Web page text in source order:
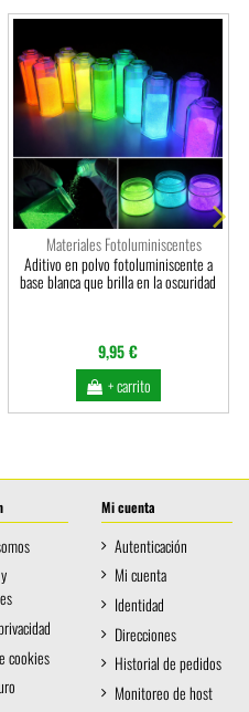
Materiales Fotoluminiscentes
Aditivo en polvo fotoluminiscente a
base blanca que brilla en la oscuridad
9,95 €
+ carrito
cookies
Mi cuenta
Autenticación
Mi cuenta
Identidad
Direcciones
Historial de pedidos
Monitoreo de host